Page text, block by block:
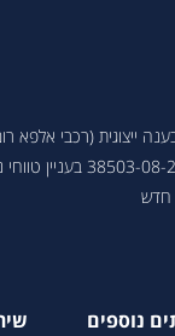
ייצוגית (רכבי אלפא
חדש
נוספים